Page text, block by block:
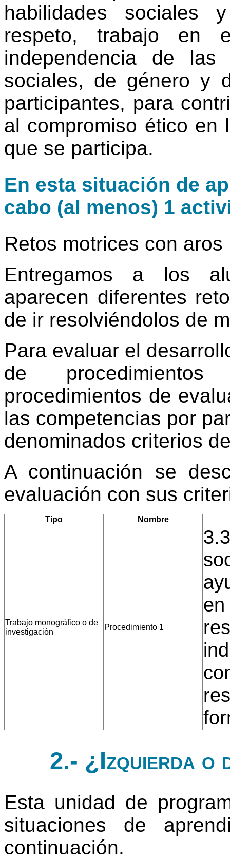
habilidades sociales
respeto, trabajo en
independencia de las
sociales, de género y
participantes, para
al compromiso ético en
que se participa.
En esta situación de
cabo (al menos) 1
Retos motrices con aros
Entregamos a los
aparecen diferentes
de ir resolviéndolos de
Para evaluar el
de
procedimientos de
las competencias por
denominados criterios
A continuación se
evaluación con sus
Tipo Nombre
Trabajo monográfico o de
investigación
Procedimiento 1
en
2.- ¿Izquierda o
Esta unidad de
situaciones de
continuación.